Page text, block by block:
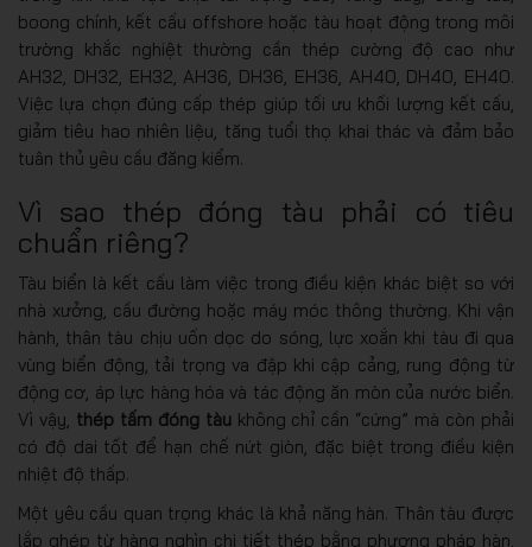
boong chính, kết cấu offshore hoặc tàu hoạt động trong môi
trường khắc nghiệt thường cần thép cường độ cao như
AH32, DH32, EH32, AH36, DH36, EH36, AH40, DH40, EH40.
Việc lựa chọn đúng cấp thép giúp tối ưu khối lượng kết cấu,
giảm tiêu hao nhiên liệu, tăng tuổi thọ khai thác và đảm bảo
tuân thủ yêu cầu đăng kiểm.
Vì sao thép đóng tàu phải có tiêu
chuẩn riêng?
Tàu biển là kết cấu làm việc trong điều kiện khác biệt so với
nhà xưởng, cầu đường hoặc máy móc thông thường. Khi vận
hành, thân tàu chịu uốn dọc do sóng, lực xoắn khi tàu đi qua
vùng biển động, tải trọng va đập khi cập cảng, rung động từ
động cơ, áp lực hàng hóa và tác động ăn mòn của nước biển.
Vì vậy, thép tấm đóng tàukhông chỉ cần “cứng” mà còn phải
có độ dai tốt để hạn chế nứt giòn, đặc biệt trong điều kiện
nhiệt độ thấp.
Một yêu cầu quan trọng khác là khả năng hàn. Thân tàu được
lắp ghép từ hàng nghìn chi tiết thép bằng phương pháp hàn,